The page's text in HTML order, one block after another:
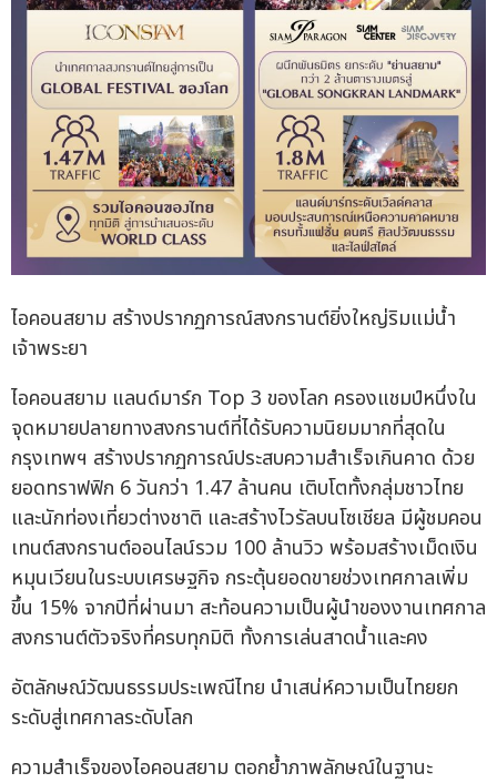
ไอคอนสยาม สร้างปรากฏการณ์สงกรานต์ยิ่งใหญ่ริมแม่น้ำ
เจ้าพระยา
ไอคอนสยาม แลนด์มาร์ก Top 3 ของโลก ครองแชมป์หนึ่งใน
จุดหมายปลายทางสงกรานต์ที่ได้รับความนิยมมากที่สุดใน
กรุงเทพฯ สร้างปรากฏการณ์ประสบความสำเร็จเกินคาด ด้วย
ยอดทราฟฟิก 6 วันกว่า 1.47 ล้านคน เติบโตทั้งกลุ่มชาวไทย
และนักท่องเที่ยวต่างชาติ และสร้างไวรัลบนโซเชียล มีผู้ชมคอน
เทนต์สงกรานต์ออนไลน์รวม 100 ล้านวิว พร้อมสร้างเม็ดเงิน
หมุนเวียนในระบบเศรษฐกิจ กระตุ้นยอดขายช่วงเทศกาลเพิ่ม
ขึ้น 15% จากปีที่ผ่านมา สะท้อนความเป็นผู้นำของงานเทศกาล
สงกรานต์ตัวจริงที่ครบทุกมิติ ทั้งการเล่นสาดน้ำและคง
อัตลักษณ์วัฒนธรรมประเพณีไทย นำเสน่ห์ความเป็นไทยยก
ระดับสู่เทศกาลระดับโลก
ความสำเร็จของไอคอนสยาม ตอกย้ำภาพลักษณ์ในฐานะ